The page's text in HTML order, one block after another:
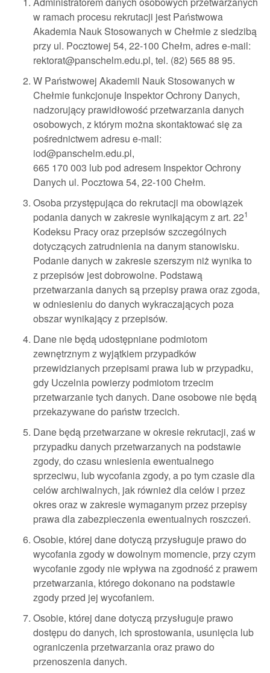
w ramach procesu rekrutacji jest Państwowa
Akademia Nauk Stosowanych w Chełmie z siedzibą
przy ul. Pocztowej 54, 22-100 Chełm, adres e-mail:
rektorat@panschelm.edu.pl, tel. (82) 565 88 95.
W Państwowej Akademii Nauk Stosowanych w
Chełmie funkcjonuje Inspektor Ochrony Danych,
nadzorujący prawidłowość przetwarzania danych
osobowych, z którym można skontaktować się za
pośrednictwem adresu e-mail:
iod@panschelm.edu.pl,
665 170 003 lub pod adresem Inspektor Ochrony
Danych ul. Pocztowa 54, 22-100 Chełm.
Osoba przystępująca do rekrutacji ma obowiązek
podania danych w zakresie wynikającym z art. 221
Kodeksu Pracy oraz przepisów szczególnych
dotyczących zatrudnienia na danym stanowisku.
Podanie danych w zakresie szerszym niż wynika to
z przepisów jest dobrowolne. Podstawą
przetwarzania danych są przepisy prawa oraz zgoda,
w odniesieniu do danych wykraczających poza
obszar wynikający z przepisów.
Dane nie będą udostępniane podmiotom
zewnętrznym z wyjątkiem przypadków
przewidzianych przepisami prawa lub w przypadku,
gdy Uczelnia powierzy podmiotom trzecim
przetwarzanie tych danych. Dane osobowe nie będą
przekazywane do państw trzecich.
Dane będą przetwarzane w okresie rekrutacji, zaś w
przypadku danych przetwarzanych na podstawie
zgody, do czasu wniesienia ewentualnego
sprzeciwu, lub wycofania zgody, a po tym czasie dla
celów archiwalnych, jak również dla celów i przez
okres oraz w zakresie wymaganym przez przepisy
prawa dla zabezpieczenia ewentualnych roszczeń.
Osobie, której dane dotyczą przysługuje prawo do
wycofania zgody w dowolnym momencie, przy czym
wycofanie zgody nie wpływa na zgodność z prawem
przetwarzania, którego dokonano na podstawie
zgody przed jej wycofaniem.
Osobie, której dane dotyczą przysługuje prawo
dostępu do danych, ich sprostowania, usunięcia lub
ograniczenia przetwarzania oraz prawo do
przenoszenia danych.